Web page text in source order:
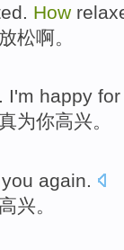
How
放松啊。
. I'm happy for
为你高兴。
you again.
兴。